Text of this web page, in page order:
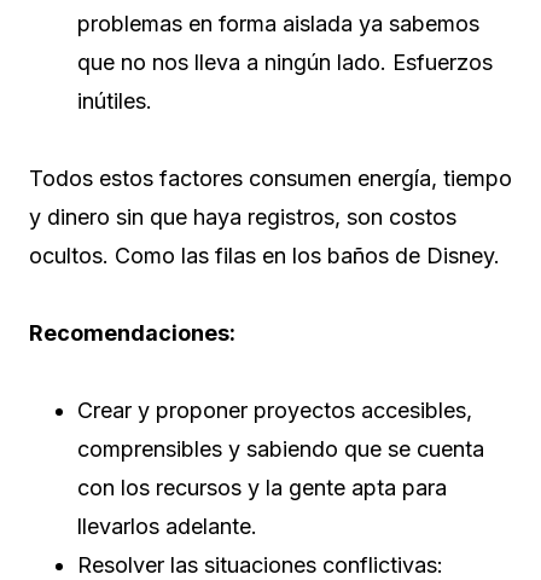
problemas en forma aislada ya sabemos
que no nos lleva a ningún lado. Esfuerzos
inútiles.
Todos estos factores consumen energía, tiempo
y dinero sin que haya registros, son costos
ocultos. Como las filas en los baños de Disney.
Recomendaciones:
Crear y proponer proyectos accesibles,
comprensibles y sabiendo que se cuenta
con los recursos y la gente apta para
llevarlos adelante.
Resolver las situaciones conflictivas: